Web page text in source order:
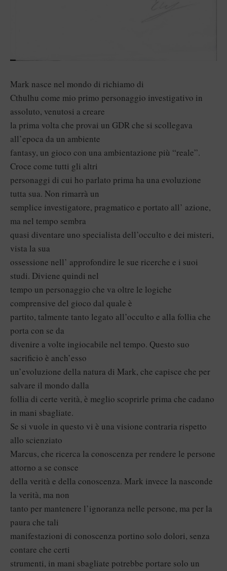
Mark nasce nel mondo di richiamo di
Cthulhu come mio primo personaggio investigativo in
assoluto, venutosi a creare
la prima volta che provai un GDR che si scollegava
all’epoca da un ambiente
fantasy, un gioco con una ambientazione più “reale”.
Croce come tutti gli altri
personaggi di cui ho parlato prima ha una evoluzione
tutta sua. Non rimarrà un
semplice investigatore, pragmatico e portato all’ azione,
ma nel tempo sembra
quasi diventare uno specialista dell’occulto e dei misteri,
vista la sua
ossessione nell’ approfondire le sue ricerche e i suoi
studi. Diviene quindi nel
tempo un personaggio che va oltre le logiche
comprensive del gioco dal quale è
partito, talmente tanto legato all’occulto e alla follia che
porta con se da
divenire a volte ingiocabile nel tempo. Questo suo
sacrificio è anch’esso
un’evoluzione della natura di Mark, che capisce che per
salvare il mondo dalla
follia di certe verità, è meglio scoprirle prima che cadano
in mani sbagliate.
Se si vuole in questo vi è una visione contraria rispetto
allo scienziato
Marcus, che ricerca la conoscenza per rendere le persone
attorno a se consce
della verità e della conoscenza. Mark invece la nasconde
la verità, ma non
tanto per mantenere l’ignoranza nelle persone, ma per la
paura che tali
manifestazioni di conoscenza portino solo dolori, senza
contare che certi
strumenti, in mani sbagliate potrebbe portare solo un